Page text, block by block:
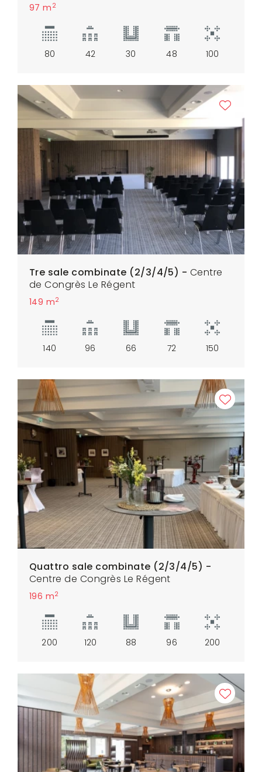
97 m 2
80 42 30 48 100
Tre sale combinate (2/3/4/5) - Centre
de Congrès Le Régent
149 m2
140 96 66 72 150
Quattro sale combinate (2/3/4/5) -
Centre de Congrès Le Régent
196 m2
200 120 88 96 200